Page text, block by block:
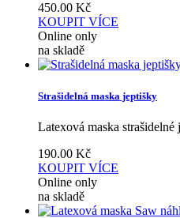
450.00 Kč
KOUPIT VÍCE
Online only
na skladě
Strašidelná maska jeptišky
Latexová maska
190.00 Kč
KOUPIT VÍCE
Online only
na skladě